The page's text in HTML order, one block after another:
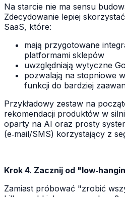
Na starcie nie ma sensu
Zdecydowanie lepiej
SaaS, które:
mają przygotowane
platformami sklepów
uwzględniają wytyczne
pozwalają na stopniowe
funkcji do bardziej
Przykładowy zestaw na
rekomendacji produktów w
oparty na AI oraz prosty
(e‑mail/SMS) korzystający z
Krok 4. Zacznij od
Zamiast próbować "zrobić